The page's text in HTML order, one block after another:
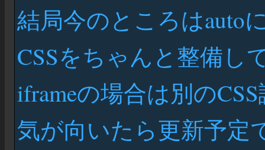
結局今のところはauto
CSSをちゃんと整備し
iframeの場合は別の
気が向いたら更新予定